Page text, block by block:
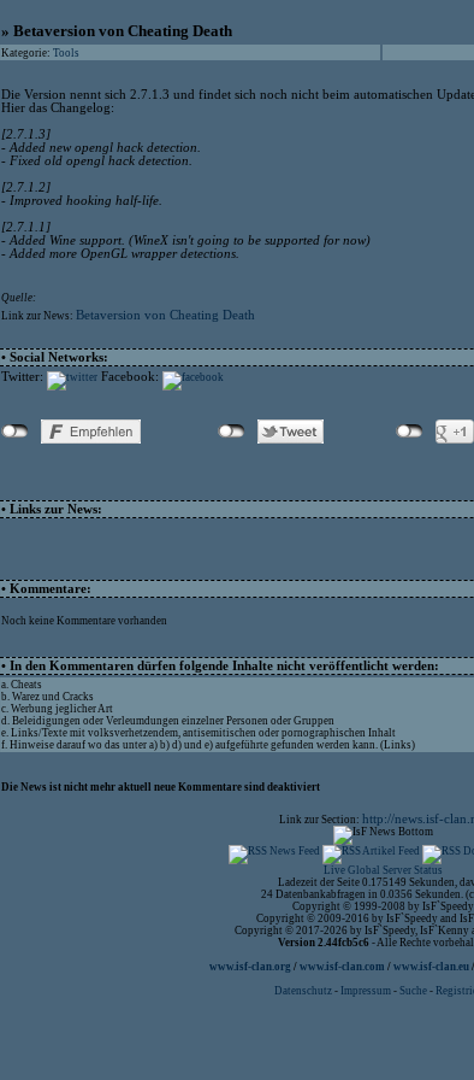
» Betaversion von Cheating Death
Kategorie: Tools
Die Version nennt sich 2.7.1.3 und findet sich noch nicht beim automatischen
Hier das Changelog:
[2.7.1.3]
- Added new opengl hack detection.
- Fixed old opengl hack detection.
[2.7.1.2]
- Improved hooking half-life.
[2.7.1.1]
- Added Wine support. (WineX isn't going to be supported for now)
- Added more OpenGL wrapper detections.
Quelle:
Link zur News: Betaversion von Cheating Death
• Social Networks:
Twitter:
Facebook:
• Links zur News:
• Kommentare:
Noch keine Kommentare vorhanden
• In den Kommentaren dürfen folgende Inhalte nicht veröffentlicht werden:
a. Cheats
b. Warez und Cracks
c. Werbung jeglicher Art
d. Beleidigungen oder Verleumdungen einzelner Personen oder Gruppen
e. Links/Texte mit volksverhetzendem, antisemitischen oder pornographischen Inhalt
f. Hinweise darauf wo das unter a) b) d) und e) aufgeführte gefunden werden kann. (Links)
Die News ist nicht mehr aktuell neue Kommentare sind deaktiviert
Link zur Section: http://news.isf-
Live Global Server Status
Ladezeit der Seite 0.175149 Sekunden,
24 Datenbankabfragen in 0.0356 Sekunden.
Copyright © 1999-2008 by IsF`Speedy
Copyright © 2009-2016 by IsF`Speedy and
Copyright © 2017-2026 by IsF`Speedy, IsF`Kenny
Version 2.44fcb5c6 - Alle Rechte
www.isf-clan.org / www.isf-clan.com / www.isf-clan.eu/
Datenschutz - Impressum- Suche-